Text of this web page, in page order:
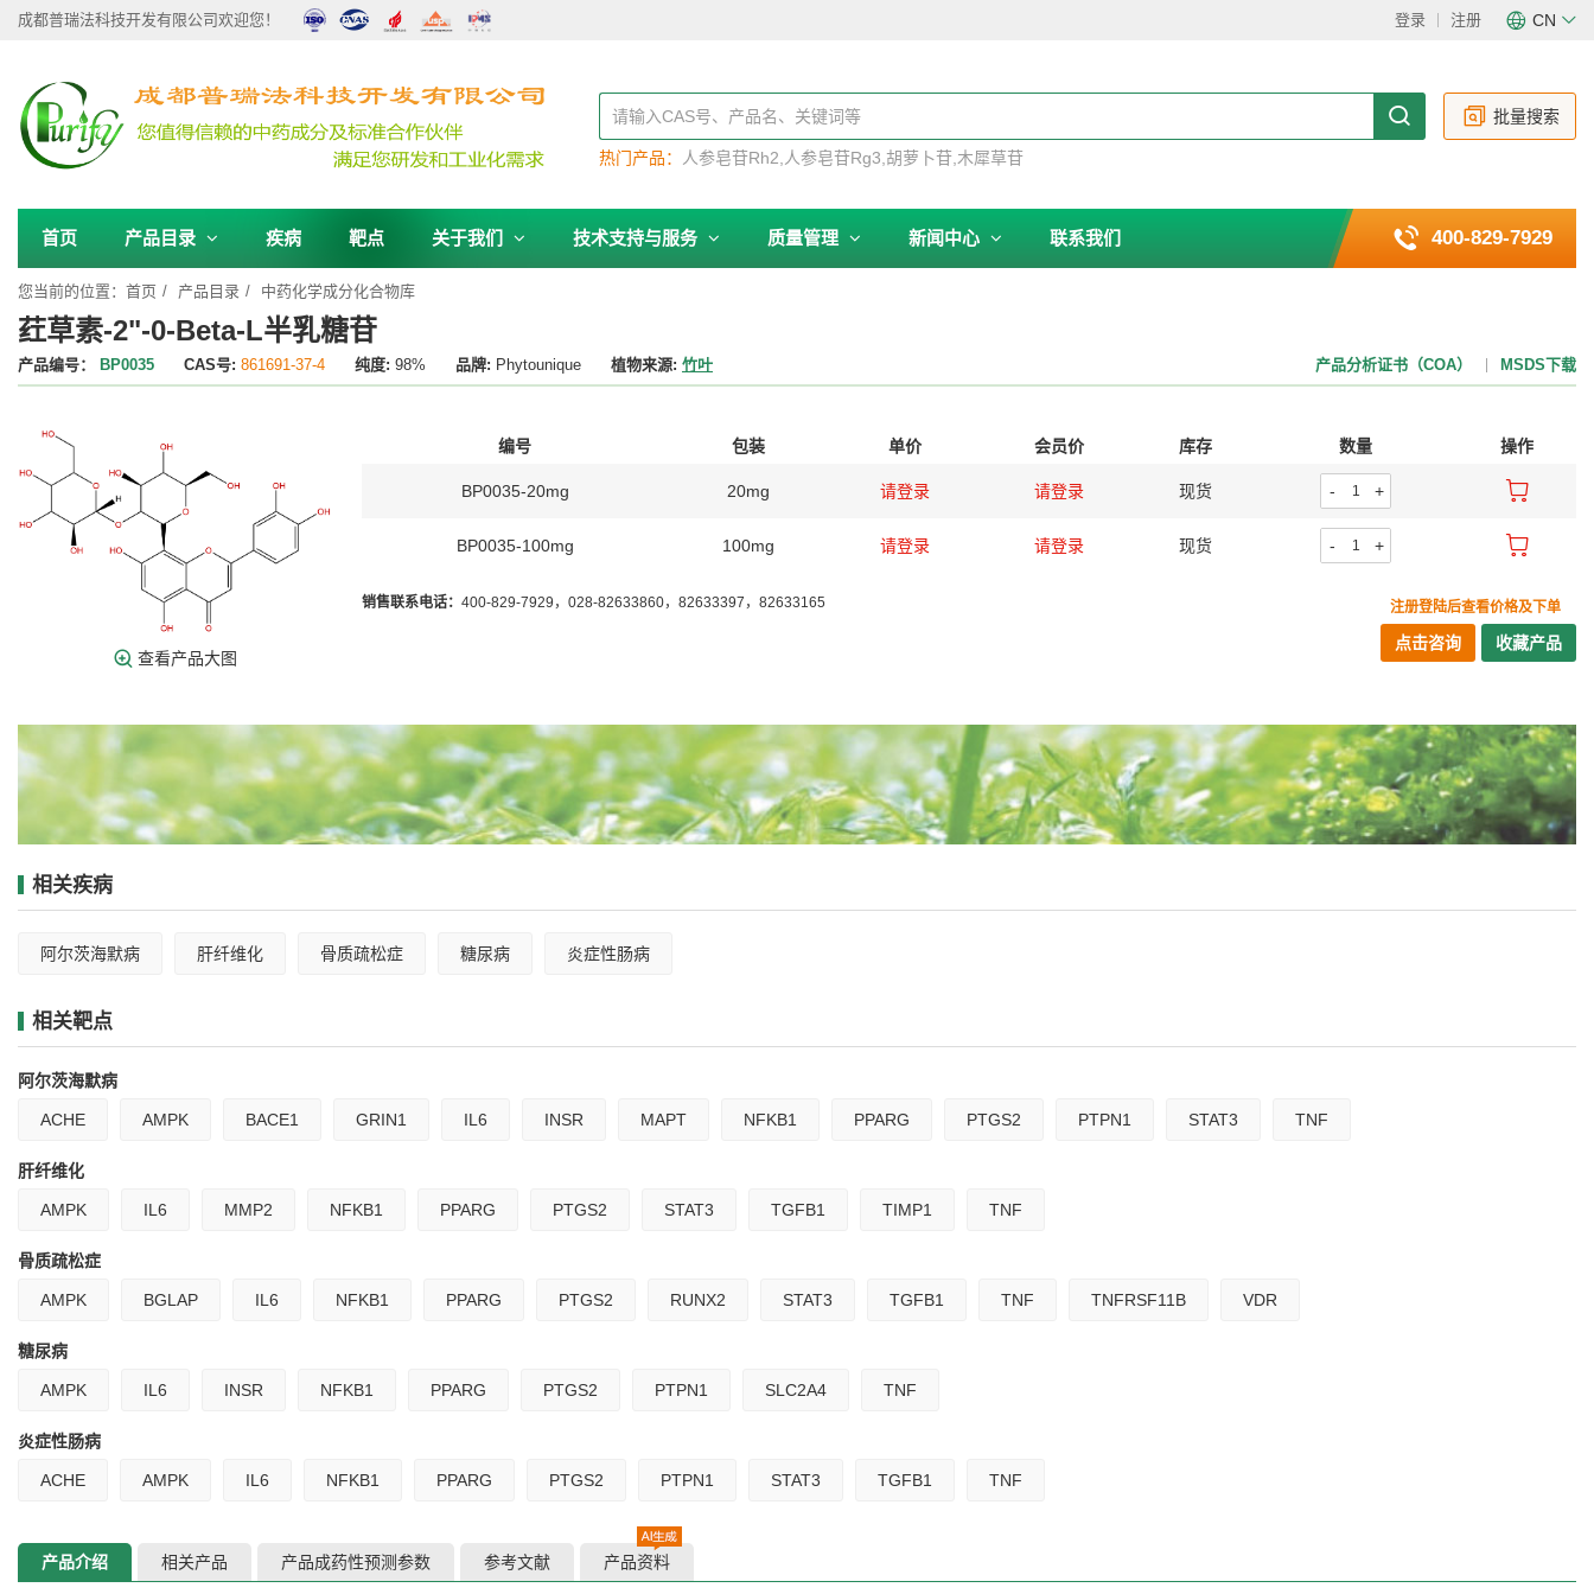
成都普瑞法科技开发有限公司欢迎您！ 登录 注册 CN
EN
热门产品： 人参皂苷Rh2 人参皂苷Rg3 胡萝卜苷 木犀草苷
批量搜索
首页 产品目录 疾病 靶点 关于我们 技术支持与服务 质量管理 新闻中心 联系我们 400-829-7929
您当前的位置： 首页 产品目录 中药化学成分化合物库
荭草素-2"-0-Beta-L半乳糖苷
产品编号： BP0035 CAS号: 861691-37-4 纯度: 98% 品牌: Phytounique 植物来源: 竹叶 产品分析证书（COA） MSDS下载
查看产品大图
编号 包装 单价 会员价 库存 数量 操作
BP0035-20mg 20mg 请登录 请登录 现货 - +
BP0035-100mg 100mg 请登录 请登录 现货 - +
销售联系电话： 400-829-7929，028-82633860，82633397，82633165 注册登陆后查看价格及下单
点击咨询 收藏产品
相关疾病
阿尔茨海默病 肝纤维化 骨质疏松症 糖尿病 炎症性肠病
相关靶点
阿尔茨海默病
ACHE AMPK BACE1 GRIN1 IL6 INSR MAPT NFKB1 PPARG PTGS2 PTPN1 STAT3 TNF
肝纤维化
AMPK IL6 MMP2 NFKB1 PPARG PTGS2 STAT3 TGFB1 TIMP1 TNF
骨质疏松症
AMPK BGLAP IL6 NFKB1 PPARG PTGS2 RUNX2 STAT3 TGFB1 TNF TNFRSF11B VDR
糖尿病
AMPK IL6 INSR NFKB1 PPARG PTGS2 PTPN1 SLC2A4 TNF
炎症性肠病
ACHE AMPK IL6 NFKB1 PPARG PTGS2 PTPN1 STAT3 TGFB1 TNF
产品介绍 相关产品 产品成药性预测参数 参考文献 产品资料